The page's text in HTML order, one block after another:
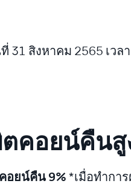
31 สิงหาคม 2565 เว
คอยน์คืนสู
อยน์คืน 9%*เมื่อทำกา